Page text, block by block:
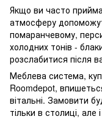
Якщо ви часто
атмосферу
помаранчевому,
холодних тонів -
розслабитися після
Меблева система,
Roomdepot,
вітальні. Замовити
тільки в столиці, але